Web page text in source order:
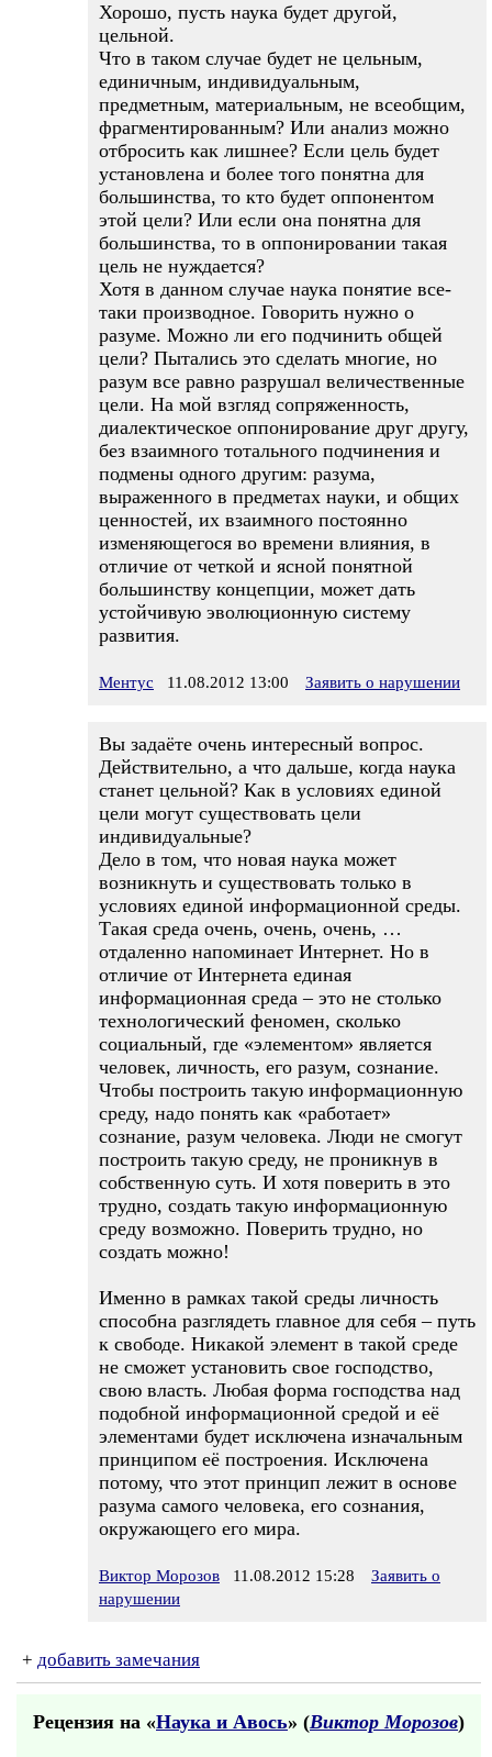
Хорошо, пусть наука будет другой,
цельной.
Что в таком случае будет не цельным,
единичным, индивидуальным,
предметным, материальным, не всеобщим,
фрагментированным? Или анализ можно
отбросить как лишнее? Если цель будет
установлена и более того понятна для
большинства, то кто будет оппонентом
этой цели? Или если она понятна для
большинства, то в оппонировании такая
цель не нуждается?
Хотя в данном случае наука понятие все-
таки производное. Говорить нужно о
разуме. Можно ли его подчинить общей
цели? Пытались это сделать многие, но
разум все равно разрушал величественные
цели. На мой взгляд сопряженность,
диалектическое оппонирование друг другу,
без взаимного тотального подчинения и
подмены одного другим: разума,
выраженного в предметах науки, и общих
ценностей, их взаимного постоянно
изменяющегося во времени влияния, в
отличие от четкой и ясной понятной
большинству концепции, может дать
устойчивую эволюционную систему
развития.
Ментус 11.08.2012 13:00 Заявить о нарушении
Вы задаёте очень интересный вопрос.
Действительно, а что дальше, когда наука
станет цельной? Как в условиях единой
цели могут существовать цели
индивидуальные?
Дело в том, что новая наука может
возникнуть и существовать только в
условиях единой информационной среды.
Такая среда очень, очень, очень, …
отдаленно напоминает Интернет. Но в
отличие от Интернета единая
информационная среда – это не столько
технологический феномен, сколько
социальный, где «элементом» является
человек, личность, его разум, сознание.
Чтобы построить такую информационную
среду, надо понять как «работает»
сознание, разум человека. Люди не смогут
построить такую среду, не проникнув в
собственную суть. И хотя поверить в это
трудно, создать такую информационную
среду возможно. Поверить трудно, но
создать можно!
Именно в рамках такой среды личность
способна разглядеть главное для себя – путь
к свободе. Никакой элемент в такой среде
не сможет установить свое господство,
свою власть. Любая форма господства над
подобной информационной средой и её
элементами будет исключена изначальным
принципом её построения. Исключена
потому, что этот принцип лежит в основе
разума самого человека, его сознания,
окружающего его мира.
Виктор Морозов 11.08.2012 15:28
Заявить о
нарушении
+ добавить замечания
Рецензия на «Наука и Авось» (Виктор Морозов)